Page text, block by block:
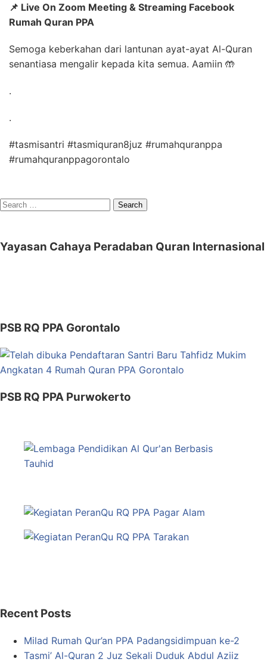
📌 Live On Zoom Meeting & Streaming Facebook
Rumah Quran PPA
Semoga keberkahan dari lantunan ayat-ayat Al-Quran
senantiasa mengalir kepada kita semua. Aamiin 🤲
.
.
#tasmisantri #tasmiquran8juz #rumahquranppa
#rumahquranppagorontalo
Search
Yayasan Cahaya Peradaban Quran Internasional
PSB RQ PPA Gorontalo
PSB RQ PPA Purwokerto
Recent Posts
Milad Rumah Qur’an PPA Padangsidimpuan ke-2
Tasmi’ Al-Quran 2 Juz Sekali Duduk Abdul Aziiz